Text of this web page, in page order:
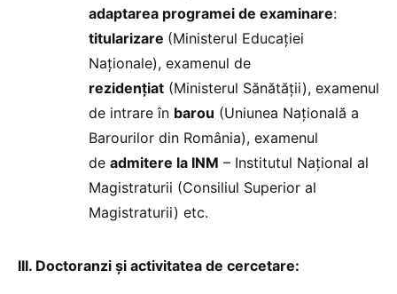
adaptarea programei de examinare:
titularizare (Ministerul Educației
Naționale), examenul de
rezidenţiat (Ministerul Sănătăţii), examenul
de intrare în barou (Uniunea Naţională a
Barourilor din România), examenul
de admitere la INM – Institutul Naţional al
Magistraturii (Consiliul Superior al
Magistraturii) etc.
III. Doctoranzi și activitatea de cercetare: